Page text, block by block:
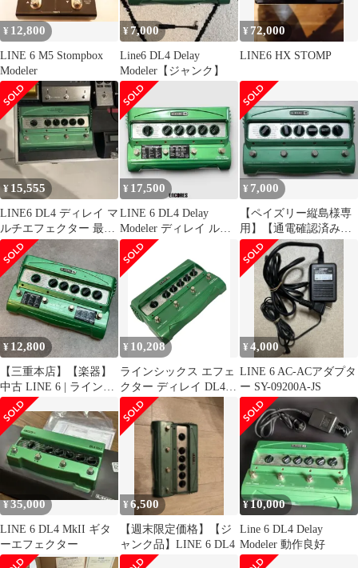
¥ 12,800
LINE 6 M5 Stompbox
Modeler
¥ 7,000
Line6 DL4 Delay
Modeler【ジャンク】
¥ 72,000
LINE6 HX STOMP
¥ 15,555
LINE6 DL4 ディレイ マ
ルチエフェクター 最初
期型
¥ 17,500
LINE 6 DL4 Delay
Modeler ディレイ ルー
パー
¥ 7,000
【ペイズリー縦島様専
用】【通電確認済みジ
ャンク】LINE 6 DL4
¥ 12,800
【三重本店】【楽器】
中古 LINE 6 | ラインシ
ックス エフェクター
DL4 【472】
¥ 10,208
ラインシックス エフェ
クター ディレイ DL4
Delay Modeler LINE6
¥4,000
LINE 6 AC-ACアダプタ
ー SY-09200A-JS
¥35,000
LINE 6 DL4 MkII ギタ
ーエフェクター
¥6,500
【週末限定価格】【ジ
ャンク品】LINE 6 DL4
¥10,000
Line 6 DL4 Delay
Modeler 動作良好